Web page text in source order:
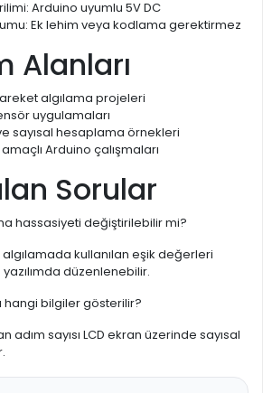
Arduino uyumlu 5V DC
Ek lehim veya kodlama gerektirmez
Alanları
algılama projeleri
uygulamaları
sayısal hesaplama örnekleri
Arduino çalışmaları
Sorular
hassasiyeti değiştirilebilir mi?
algılamada kullanılan eşik değerleri
düzenlenebilir.
hangi bilgiler gösterilir?
adım sayısı LCD ekran üzerinde sayısal